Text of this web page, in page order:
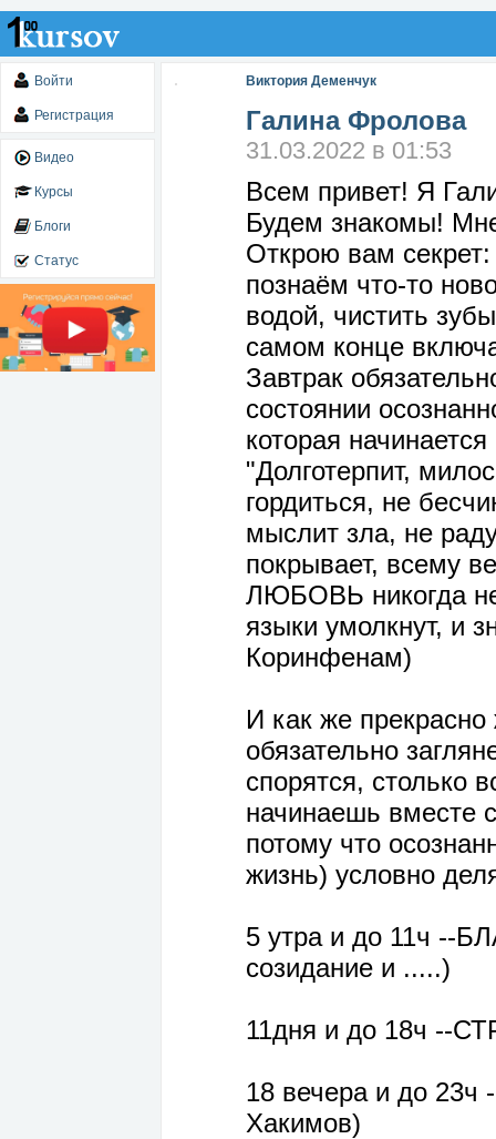
Войти
Регистрация
Видео
Курсы
Блоги
Статус
Виктория Деменчук
Галина Фролова
31.03.2022 в 01:53
Всем привет! Я
Будем знакомы!
Открою вам
познаём что-то
водой, чистить
самом конце
Завтрак
состоянии
которая
"Долготерпит,
гордиться, не
мыслит зла, не
покрывает, всему
ЛЮБОВЬ никогда не
языки умолкнут, и
Коринфенам)
И как же
обязательно
спорятся, столько
начинаешь вместе
потому что
жизнь) условно
5 утра и до 11ч --
созидание и .....)
11дня и до 18ч --
18 вечера и до
Хакимов)